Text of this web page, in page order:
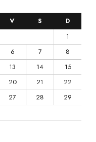
V S
D
1
6 7
8
13 14
15
20 21
22
27 28
29